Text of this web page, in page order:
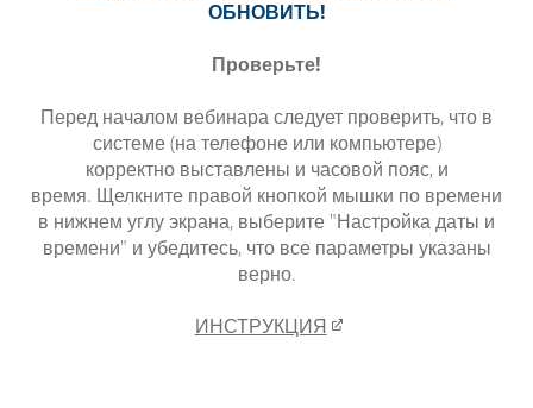
ОБНОВИТЬ!
Проверьте!
Перед началом вебинара следует проверить, что в
системе (на телефоне или компьютере)
корректно выставлены и часовой пояс, и
время. Щелкните правой кнопкой мышки по времени
в нижнем углу экрана, выберите "Настройка даты и
времени" и убедитесь, что все параметры указаны
верно.
ИНСТРУКЦИЯ​